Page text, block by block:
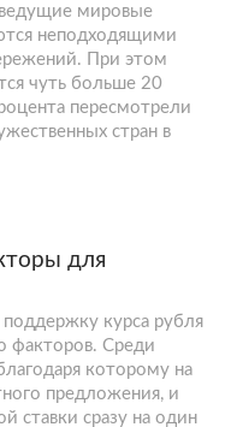
ведущие мировые
неподходящими
При этом
чуть больше 20
пересмотрели
стран в
для
поддержку курса рубля
факторов. Среди
которому на
предложения, и
ставки сразу на один